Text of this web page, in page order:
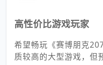
高性价比游戏玩家
希望畅玩《赛博朋克
质较高的大型游戏，但